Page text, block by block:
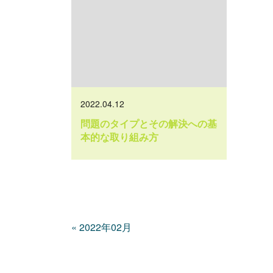
問題のタイプとその解決への基
本的な取り組み方
2022.04.12
« 2022年02月